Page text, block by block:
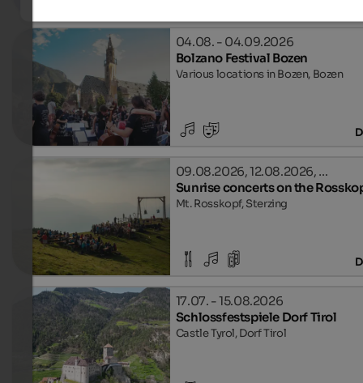
04.08. - 04.09.2026
Bolzano Festival Bozen
Various locations in Bozen, Bozen
09.08.2026, 12.08.2026, …
Sunrise concerts on the
Mt. Rosskopf, Sterzing
17.07. - 15.08.2026
Schlossfestspiele Dorf Tirol
Castle Tyrol, Dorf Tirol